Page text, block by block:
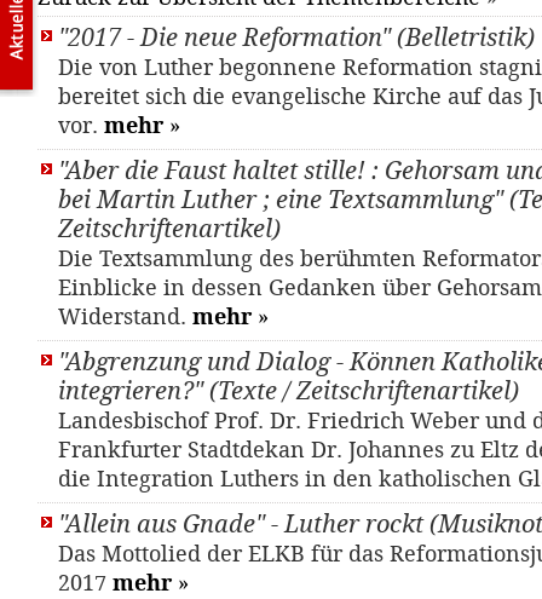
"2017 - Die neue Reformation" (Belletristik)
Die von Luther begonnene Reformation
bereitet sich die evangelische Kirche auf das
vor. mehr »
"Aber die Faust haltet stille! : Gehorsam
bei Martin Luther ; eine Textsammlung"
Zeitschriftenartikel)
Die Textsammlung des berühmten
Einblicke in dessen Gedanken über
Widerstand. mehr »
"Abgrenzung und Dialog - Können
integrieren?" (Texte / Zeitschriftenartikel)
Landesbischof Prof. Dr. Friedrich Weber und
Frankfurter Stadtdekan Dr. Johannes zu Eltz
die Integration Luthers in den katholischen
"Allein aus Gnade" - Luther rockt
Das Mottolied der ELKB für das
2017 mehr »